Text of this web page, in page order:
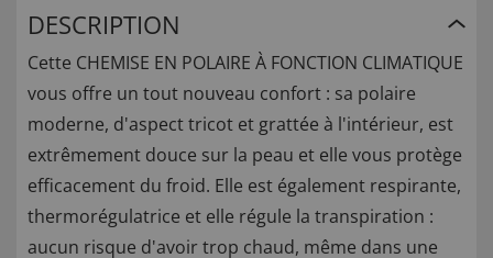
DESCRIPTION
Cette CHEMISE EN POLAIRE À FONCTION CLIMATIQUE
vous offre un tout nouveau confort : sa polaire
moderne, d'aspect tricot et grattée à l'intérieur, est
extrêmement douce sur la peau et elle vous protège
efficacement du froid. Elle est également respirante,
thermorégulatrice et elle régule la transpiration :
aucun risque d'avoir trop chaud, même dans une